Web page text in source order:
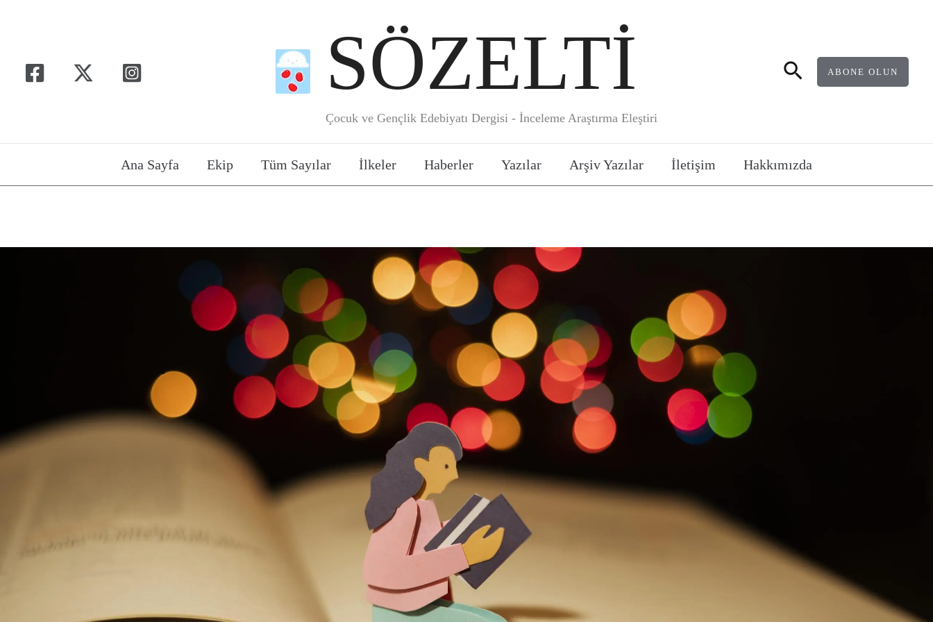
SÖZELTİ
Çocuk ve Gençlik Edebiyatı Dergisi - İnceleme Araştırma Eleştiri
AramaABONE OLUN
Ana Sayfa Ekip Tüm Sayılar İlkeler Haberler Yazılar Arşiv Yazılar İletişim Hakkımızda